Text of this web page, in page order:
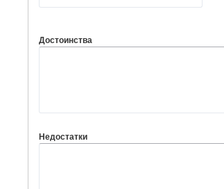
Достоинства
Недостатки